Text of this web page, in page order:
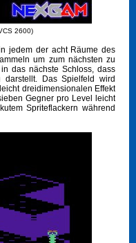
2600)
jedem der acht Räume des
um zum nächsten zu
das nächste Schloss, dass
darstellt. Das Spielfeld wird
dreidimensionalen Effekt
Gegner pro Level leicht
Spriteflackern während